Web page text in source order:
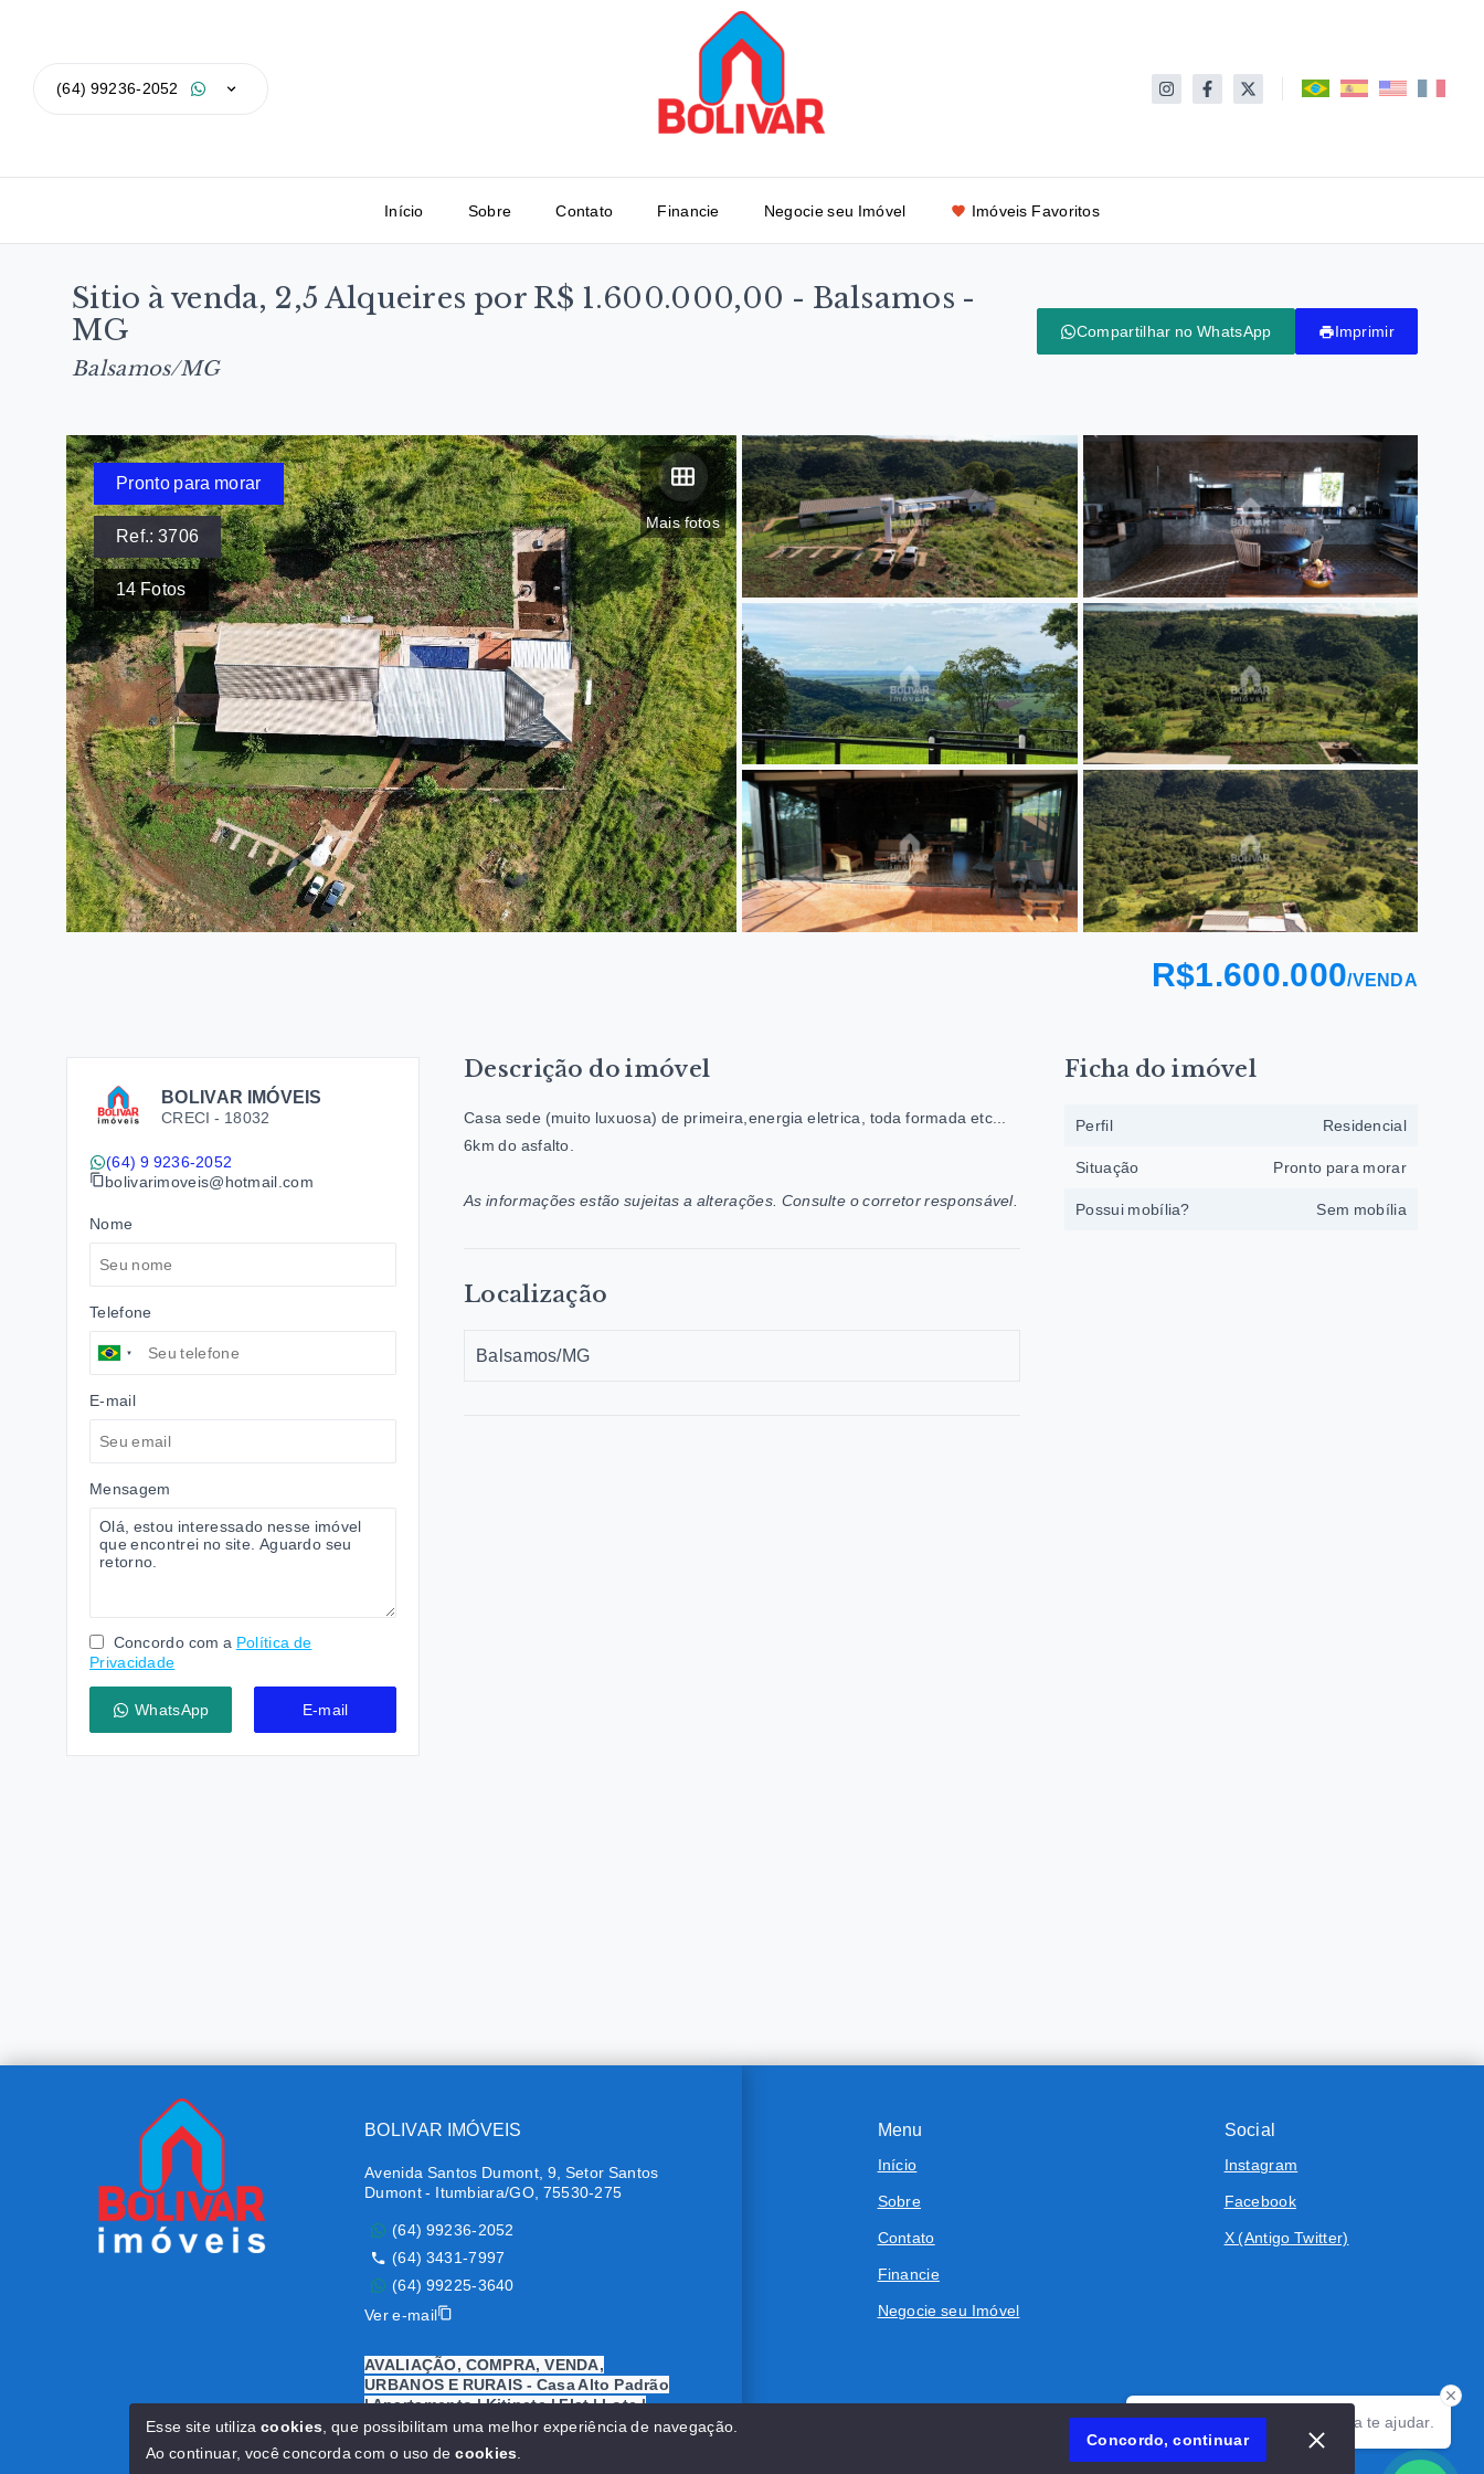
(64) 99236-2052
Início Sobre Contato Financie Negocie seu Imóvel Imóveis Favoritos
Sitio à venda, 2,5 Alqueires por R$ 1.600.000,00 - Balsamos -
MG
Balsamos/MG
Compartilhar no WhatsApp Imprimir
Mais fotos
Pronto para morar
Ref.:3706
14Fotos
R$1.600.000/VENDA
BOLIVAR IMÓVEIS
CRECI - 18032
(64) 9 9236-2052
bolivarimoveis@hotmail.com
Nome
Telefone
E-mail
Mensagem
Concordo com a Política de
Privacidade
WhatsApp E-mail
Descrição do imóvel
Casa sede (muito luxuosa) de primeira,energia eletrica, toda formada etc...
6km do asfalto.
As informações estão sujeitas a alterações. Consulte o corretor responsável.
Localização
Balsamos/MG
Ficha do imóvel
Perfil Residencial
Situação Pronto para morar
Possui mobília? Sem mobília
Olá! Estamos disponíveis para te ajudar.
Menu
Início
Sobre
Contato
Financie
Negocie seu Imóvel
Social
Instagram
Facebook
X (Antigo Twitter)
BOLIVAR IMÓVEIS
Avenida Santos Dumont, 9, Setor Santos
Dumont - Itumbiara/GO, 75530-275
(64) 99236-2052
(64) 3431-7997
(64) 99225-3640
Ver e-mail
AVALIAÇÃO, COMPRA, VENDA,
URBANOS E RURAIS - Casa Alto Padrão
| Apartamento | Kitinete | Flat | Lote |
Terreno | Área | Chácara | Rancho |
Esse site utilizacookies , que possibilitam uma melhor experiência de navegação.
Ao continuar, você concorda com o uso decookies
Concordo, continuar